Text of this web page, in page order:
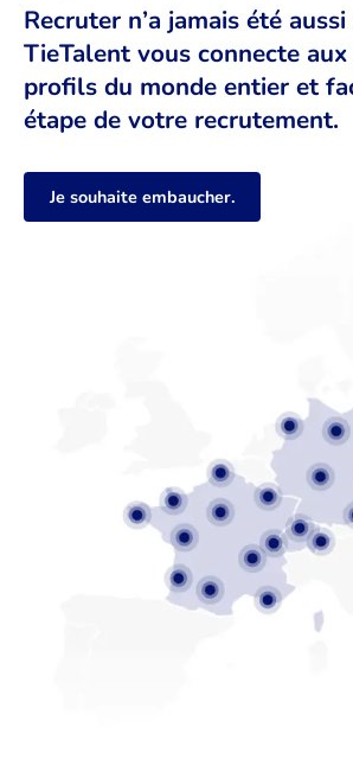
Recruter n’a jamais été
TieTalent vous connecte
profils du monde entier et
étape de votre recrutement.
Je souhaite embaucher.